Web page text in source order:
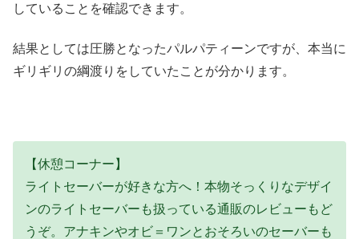
していることを確認できます。
結果としては圧勝となったパルパティーンですが、本当に
ギリギリの綱渡りをしていたことが分かります。
【休憩コーナー】
ライトセーバーが好きな方へ！本物そっくりなデザイ
ンのライトセーバーも扱っている通販のレビューもど
うぞ。アナキンやオビ＝ワンとおそろいのセーバーも